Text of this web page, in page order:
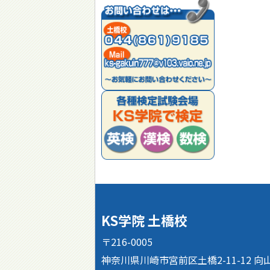
KS学院 土橋校
〒216-0005
神奈川県川崎市宮前区土橋2-11-12 向